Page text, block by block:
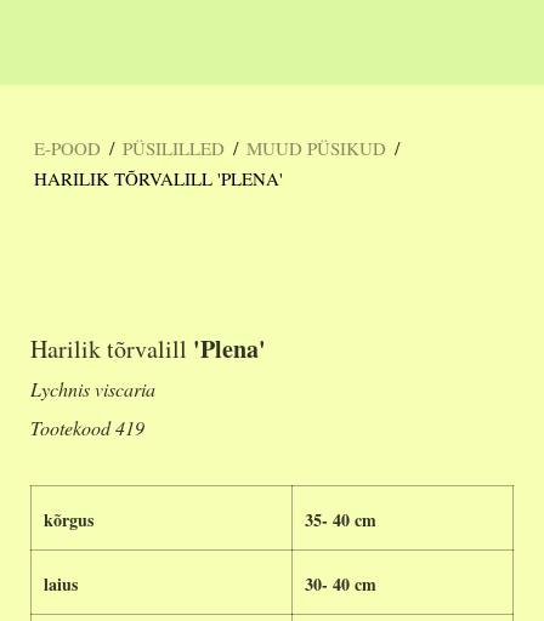
E-POOD / PÜSILILLED / MUUD PÜSIKUD /
HARILIK TÕRVALILL 'PLENA'
Harilik tõrvalill 'Plena'
Lychnis viscaria
Tootekood 419
kõrgus 35- 40 cm
laius 30- 40 cm